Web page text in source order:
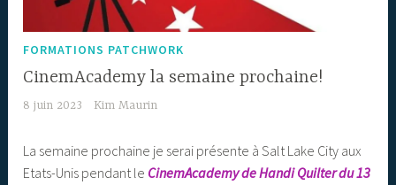
FORMATIONS PATCHWORK
CinemAcademy la semaine prochaine!
8 juin 2023 Kim Maurin
La semaine prochaine je serai présente à Salt Lake City aux
Etats-Unis pendant le CinemAcademy de Handi Quilter du 13